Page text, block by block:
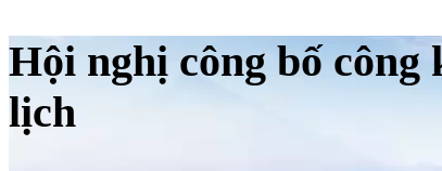
Hội nghị công bố
lịch